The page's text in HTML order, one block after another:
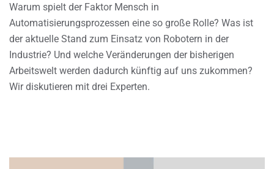
Warum spielt der Faktor Mensch in
Automatisierungsprozessen eine so große Rolle? Was ist
der aktuelle Stand zum Einsatz von Robotern in der
Industrie? Und welche Veränderungen der bisherigen
Arbeitswelt werden dadurch künftig auf uns zukommen?
Wir diskutieren mit drei Experten.